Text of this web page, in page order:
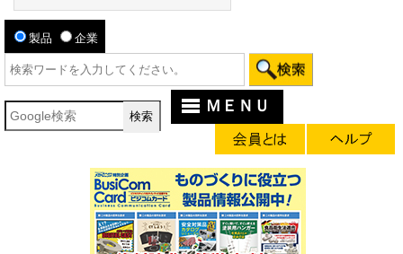
製品 企業
ＭＥＮＵ